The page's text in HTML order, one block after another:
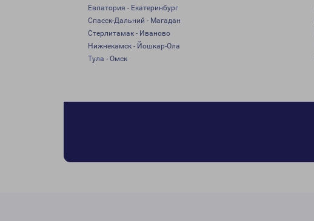
Евпатория - Екатеринбург
Спасск-Дальний - Магадан
Стерлитамак - Иваново
Нижнекамск - Йошкар-Ола
Тула - Омск